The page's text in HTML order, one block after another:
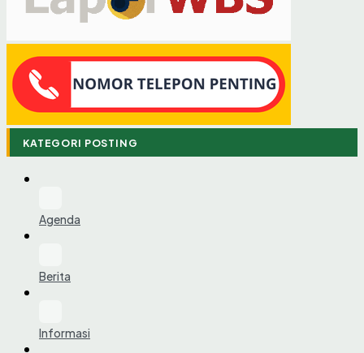
KATEGORI POSTING
Agenda
Berita
Informasi